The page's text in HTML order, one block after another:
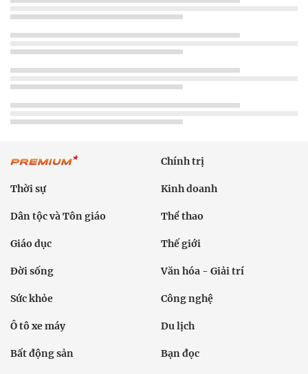
Chính trị
Thời sự Kinh doanh
Dân tộc và Tôn giáo Thể thao
Giáo dục Thế giới
Đời sống Văn hóa - Giải trí
Sức khỏe Công nghệ
Ô tô xe máy Du lịch
Bất động sản Bạn đọc